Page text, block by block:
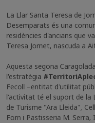
La Llar Santa Teresa de
Desemparats és una
residències d'ancians que
Teresa Jornet, nascuda a
Aquesta segona
l'estratègia
Fecoll –entitat d'utilitat
l'activitat té el suport de la
de Turisme "Ara Lleida",
Forn i Pastisseria M.